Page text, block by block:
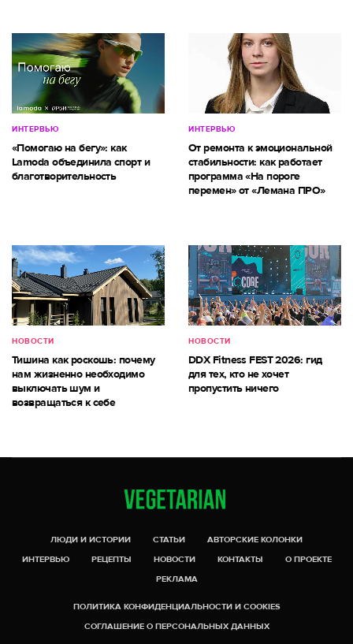
ИНТЕРВЬЮ
«Помогаю на бегу»: как
Lamoda объединила спорт и
благотворительность
ИНТЕРВЬЮ
От ремонта к эмоциональной
стабильности: как работает
программа «На пороге
перемен» от «Лемана ПРО»
НОВОСТИ
Тишина как роскошь: почему
нам жизненно необходимо
выключать шум и
возвращаться к себе
НОВОСТИ
DDX Fitness FEST 2026: гид
для тех, кто не хочет
пропустить ничего
ЛЮДИ И ИСТОРИИ СТАТЬИ
АВТОРСКИЕ КОЛОНКИ
ИНТЕРВЬЮ
РЕЦЕПТЫ НОВОСТИ КОНТАКТЫ
О ПРОЕКТЕ
РЕКЛАМА
ПОЛИТИКА КОНФИДЕНЦИАЛЬНОСТИ И COOKIES
СОГЛАШЕНИЕ О ПЕРСОНАЛЬНЫХ ДАННЫХ